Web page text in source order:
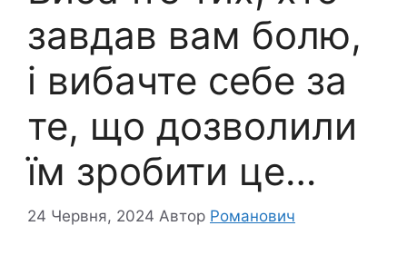
завдав вам болю,
і вибачте себе за
те, що дозволили
їм зробити це…
24 Червня, 2024 Автор Романович